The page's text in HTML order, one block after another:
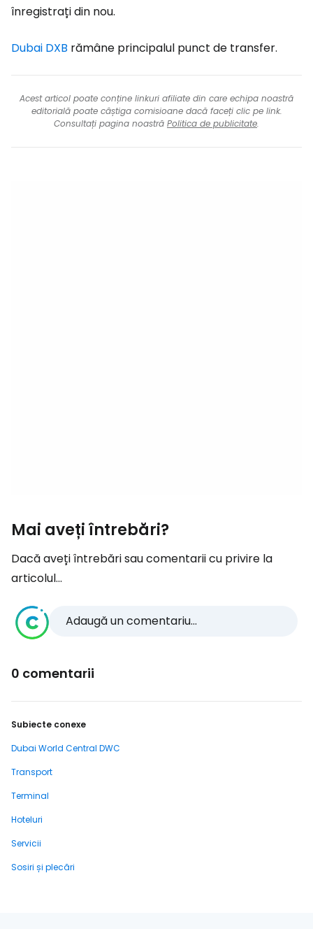
înregistrați din nou.
Dubai DXB rămâne principalul punct de transfer.
Acest articol poate conține linkuri afiliate din care echipa noastră
editorială poate câștiga comisioane dacă faceți clic pe link.
Consultați pagina noastră Politica de publicitate.
Mai aveți întrebări?
Dacă aveți întrebări sau comentarii cu privire la
articolul...
Adaugă un comentariu...
0 comentarii
Subiecte conexe
Dubai World Central DWC
Transport
Terminal
Hoteluri
Servicii
Sosiri și plecări